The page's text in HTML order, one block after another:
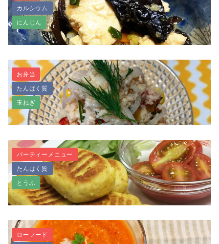
卵不使用★ふわふわがんもどき
プリプリ食感！生キクラゲの中華炒め
カルシウム
にんじん
子どももパクパク♪ヘルシー簡単☆おからのサラダ
お弁当
たんぱく質
玉ねぎ
パーティーメニュー
たんぱく質
とうふ
ローフード